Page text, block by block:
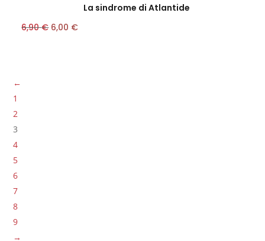
18,00 €.8,90 €.
La sindrome di Atlantide
6,90€ IL
6,00 €IL
←
1
2
3
4
5
6
7
8
9
→